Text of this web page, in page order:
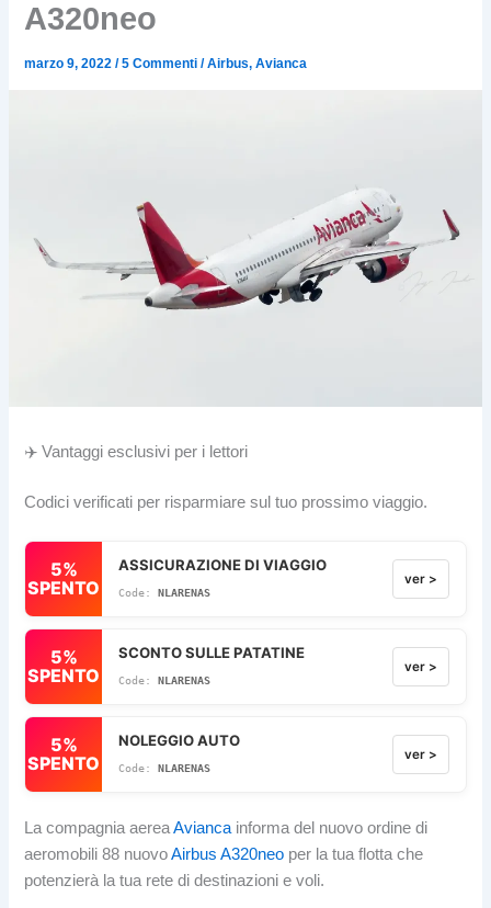
A320neo
marzo 9, 2022/5 Commenti /Airbus,Avianca
✈️ Vantaggi esclusivi per i lettori
Codici verificati per risparmiare sul tuo prossimo viaggio.
5%
SPENTO
ASSICURAZIONE DI VIAGGIO
NLARENAS
ver >
5%
SPENTO
SCONTO SULLE PATATINE
NLARENAS
ver >
5%
SPENTO
NOLEGGIO AUTO
NLARENAS
ver >
La compagnia aereaAvianca informa del nuovo ordine di
aeromobili 88 nuovoAirbus A320neo per la tua flotta che
potenzierà la tua rete di destinazioni e voli.